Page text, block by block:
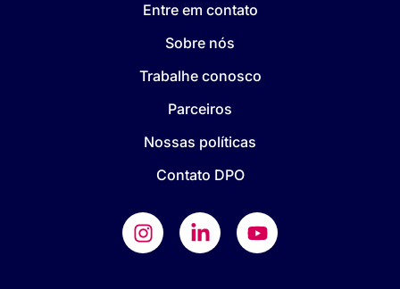
Entre em contato
Sobre nós
Trabalhe conosco
Parceiros
Nossas políticas
Contato DPO